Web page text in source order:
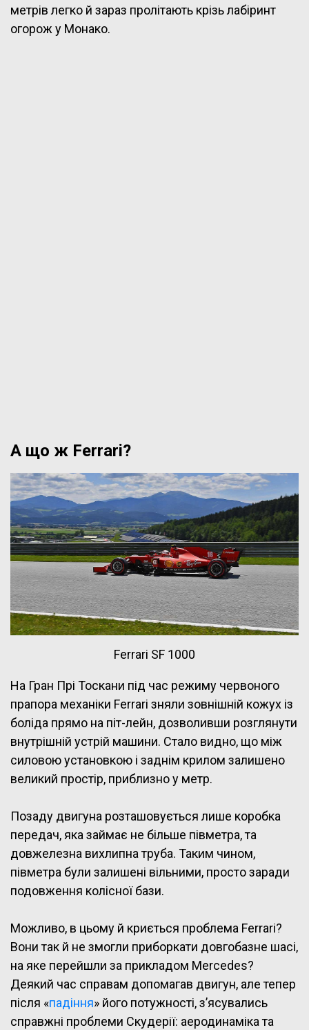
метрів легко й зараз пролітають крізь лабіринт
огорож у Монако.
А що ж Ferrari?
Ferrari SF 1000
На Гран Прі Тоскани під час режиму червоного
прапора механіки Ferrari зняли зовнішній кожух із
боліда прямо на піт-лейн, дозволивши розглянути
внутрішній устрій машини. Стало видно, що між
силовою установкою і заднім крилом залишено
великий простір, приблизно у метр.
Позаду двигуна розташовується лише коробка
передач, яка займає не більше півметра, та
довжелезна вихлипна труба. Таким чином,
півметра були залишені вільними, просто заради
подовження колісної бази.
Можливо, в цьому й криється проблема Ferrari?
Вони так й не змогли приборкати довгобазне шасі,
на яке перейшли за прикладом Mercedes?
Деякий час справам допомагав двигун, але тепер
після «падіння» його потужності, з’ясувались
справжні проблеми Скудерії: аеродинаміка та